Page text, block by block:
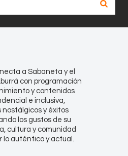
a Sabaneta y el
con programación
y contenidos
e inclusiva,
nostálgicos y éxitos
los gustos de su
cultura y comunidad
lo auténtico y actual.